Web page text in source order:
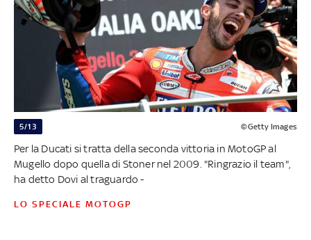
5/13 ©Getty Images
Per la Ducati si tratta della seconda vittoria in MotoGP al
Mugello dopo quella di Stoner nel 2009. "Ringrazio il team",
ha detto Dovi al traguardo -
LO SPECIALE MOTOGP